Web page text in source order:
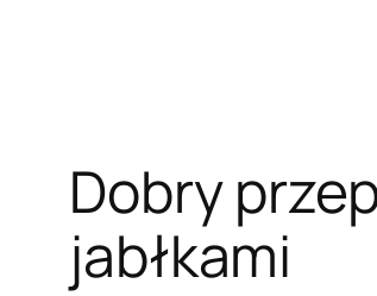
Dobry
jabłkami